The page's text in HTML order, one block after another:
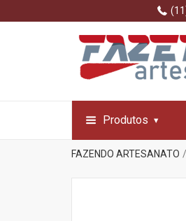
Produtos
FAZENDO ARTESANATO